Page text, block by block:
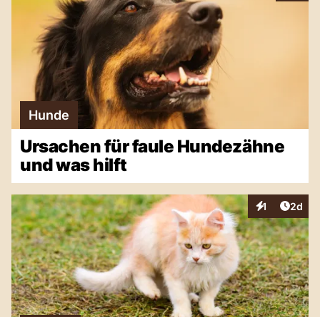
Hunde
Ursachen für faule Hundezähne
und was hilft
1
Interaktionen
2d